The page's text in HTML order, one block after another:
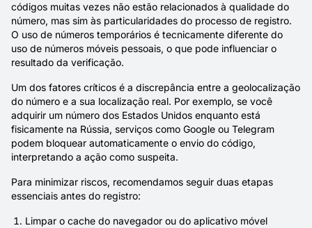
códigos muitas vezes não estão relacionados à qualidade do
número, mas sim às particularidades do processo de registro.
O uso de números temporários é tecnicamente diferente do
uso de números móveis pessoais, o que pode influenciar o
resultado da verificação.
Um dos fatores críticos é a discrepância entre a geolocalização
do número e a sua localização real. Por exemplo, se você
adquirir um número dos Estados Unidos enquanto está
fisicamente na Rússia, serviços como Google ou Telegram
podem bloquear automaticamente o envio do código,
interpretando a ação como suspeita.
Para minimizar riscos, recomendamos seguir duas etapas
essenciais antes do registro:
Limpar o cache do navegador ou do aplicativo móvel